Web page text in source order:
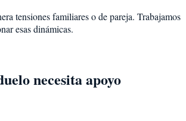
tensiones familiares o de pareja. Trabajamos
esas dinámicas.
necesita apoyo